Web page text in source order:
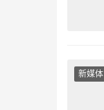
新媒体